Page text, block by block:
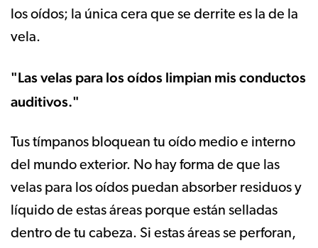
los oídos; la única cera que se derrite es la de la
vela.
"Las velas para los oídos limpian mis conductos
auditivos."
Tus tímpanos bloquean tu oído medio e interno
del mundo exterior. No hay forma de que las
velas para los oídos puedan absorber residuos y
líquido de estas áreas porque están selladas
dentro de tu cabeza. Si estas áreas se perforan,